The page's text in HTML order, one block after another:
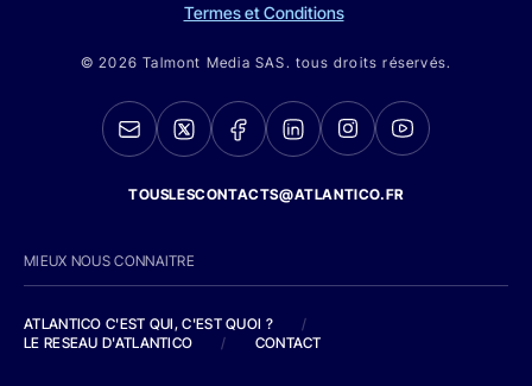
Termes et Conditions
© 2026 Talmont Media SAS. tous droits réservés.
TOUSLESCONTACTS@ATLANTICO.FR
MIEUX NOUS CONNAITRE
ATLANTICO C'EST QUI, C'EST QUOI ?
/
LE RESEAU D'ATLANTICO
/ CONTACT